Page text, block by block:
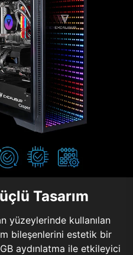
Tasarım
yüzeylerinde kullanılan
bileşenlerini estetik bir
aydınlatma ile etkileyici